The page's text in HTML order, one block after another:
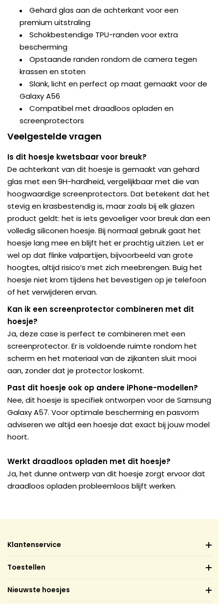
Gehard glas aan de achterkant voor een
premium uitstraling
Schokbestendige TPU-randen voor extra
bescherming
Opstaande randen rondom de camera tegen
krassen en stoten
Slank, licht en perfect op maat gemaakt voor de
Galaxy A56
Compatibel met draadloos opladen en
screenprotectors
Veelgestelde vragen
Is dit hoesje kwetsbaar voor breuk?
De achterkant van dit hoesje is gemaakt van gehard
glas met een 9H-hardheid, vergelijkbaar met die van
hoogwaardige screenprotectors. Dat betekent dat het
stevig en krasbestendig is, maar zoals bij elk glazen
product geldt: het is iets gevoeliger voor breuk dan een
volledig siliconen hoesje. Bij normaal gebruik gaat het
hoesje lang mee en blijft het er prachtig uitzien. Let er
wel op dat flinke valpartijen, bijvoorbeeld van grote
hoogtes, altijd risico’s met zich meebrengen. Buig het
hoesje niet krom tijdens het bevestigen op je telefoon
of het verwijderen ervan.
Kan ik een screenprotector combineren met dit
hoesje?
Ja, deze case is perfect te combineren met een
screenprotector. Er is voldoende ruimte rondom het
scherm en het materiaal van de zijkanten sluit mooi
aan, zonder dat je protector loskomt.
Past dit hoesje ook op andere iPhone-modellen?
Nee, dit hoesje is specifiek ontworpen voor de Samsung
Galaxy A57. Voor optimale bescherming en pasvorm
adviseren we altijd een hoesje dat exact bij jouw model
hoort.
Werkt draadloos opladen met dit hoesje?
Ja, het dunne ontwerp van dit hoesje zorgt ervoor dat
draadloos opladen probleemloos blijft werken.
Klantenservice
Toestellen
Nieuwste hoesjes